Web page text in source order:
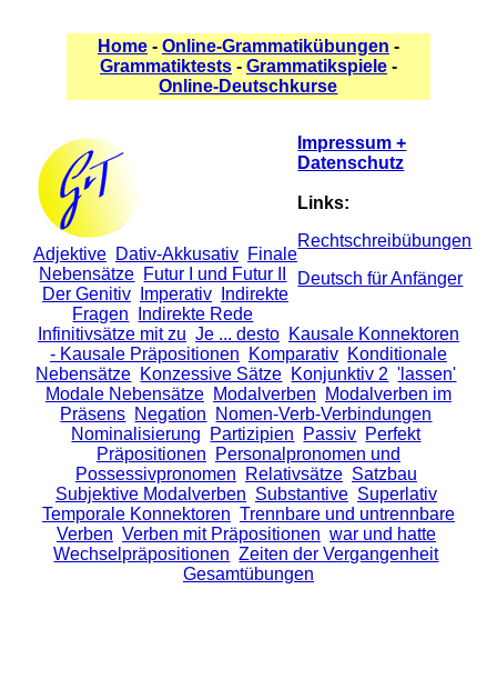
Home- Online-Grammatikübungen -
Grammatiktests- Grammatikspiele-
Online-Deutschkurse
Impressum +
Datenschutz
Links:
Rechtschreibübungen
Deutsch für Anfänger
Adjektive Dativ-Akkusativ Finale
Nebensätze Futur I und Futur II
Der Genitiv
Imperativ
Indirekte
Fragen
Indirekte Rede
Infinitivsätze mit zu Je ... desto Kausale Konnektoren
- Kausale Präpositionen
Komparativ Konditionale
Nebensätze Konzessive Sätze Konjunktiv 2 'lassen'
Modale Nebensätze Modalverben
Modalverben im
Präsens Negation
Nomen-Verb-Verbindungen
Nominalisierung
Partizipien Passiv Perfekt
Präpositionen
Personalpronomen und
Possessivpronomen
Relativsätze Satzbau
Subjektive Modalverben Substantive Superlativ
Temporale Konnektoren Trennbare und untrennbare
Verben Verben mit Präpositionen war und hatte
Wechselpräpositionen Zeiten der Vergangenheit
Gesamtübungen